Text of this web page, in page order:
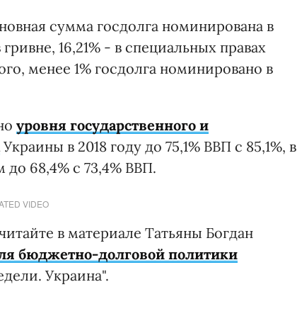
сумма госдолга номинирована в
16,21% - в специальных правах
менее 1% госдолга номинировано в
уровня государственного и
Украины в 2018 году до 75,1% ВВП с 85,1%, в
до 68,4% с 73,4% ВВП.
VIDEO
в материале Татьяны Богдан
бюджетно-долговой политики
Украина".